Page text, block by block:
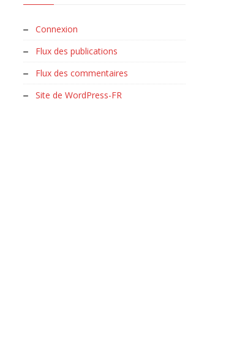
Connexion
Flux des publications
Flux des commentaires
Site de WordPress-FR